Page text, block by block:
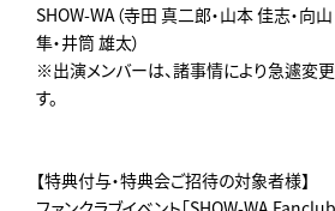
SHOW-WA（寺田 真二郎・山本 佳志・向
隼・井筒 雄太）
※出演メンバーは、諸事情により急遽変
す。
【特典付与・特典会ご招待の対象者様】